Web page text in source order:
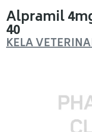
Alpramil
40
KELA